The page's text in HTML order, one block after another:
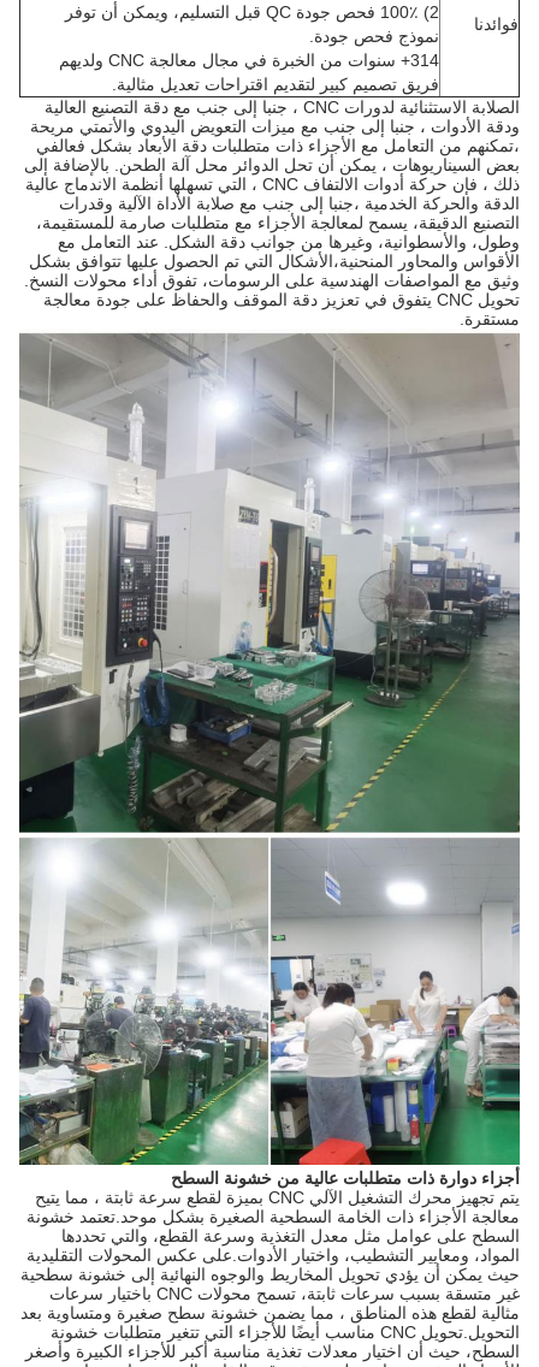
فوائدنا
2) 100٪ فحص جودة QC قبل التسليم، ويمكن أن توفر
نموذج فحص جودة.
314+ سنوات من الخبرة في مجال معالجة CNC ولديهم
فريق تصميم كبير لتقديم اقتراحات تعديل مثالية.
الصلابة الاستثنائية لدورات CNC ، جنبا إلى جنب مع دقة التصنيع العالية
ودقة الأدوات ، جنبا إلى جنب مع ميزات التعويض اليدوي والأتمتي مريحة
،تمكنهم من التعامل مع الأجزاء ذات متطلبات دقة الأبعاد بشكل فعالفي
بعض السيناريوهات ، يمكن أن تحل الدوائر محل آلة الطحن. بالإضافة إلى
ذلك ، فإن حركة أدوات الالتفاف CNC ، التي تسهلها أنظمة الاندماج عالية
الدقة والحركة الخدمية ،جنبا إلى جنب مع صلابة الأداة الآلية وقدرات
التصنيع الدقيقة، يسمح لمعالجة الأجزاء مع متطلبات صارمة للمستقيمة،
وطول، والأسطوانية، وغيرها من جوانب دقة الشكل. عند التعامل مع
الأقواس والمحاور المنحنية،الأشكال التي تم الحصول عليها تتوافق بشكل
وثيق مع المواصفات الهندسية على الرسومات، تفوق أداء محولات النسخ.
تحويل CNC يتفوق في تعزيز دقة الموقف والحفاظ على جودة معالجة
مستقرة.
أجزاء دوارة ذات متطلبات عالية من خشونة السطح
يتم تجهيز محرك التشغيل الآلي CNC بميزة لقطع سرعة ثابتة ، مما يتيح
معالجة الأجزاء ذات الخامة السطحية الصغيرة بشكل موحد.تعتمد خشونة
السطح على عوامل مثل معدل التغذية وسرعة القطع، والتي تحددها
المواد، ومعايير التشطيب، واختيار الأدوات.على عكس المحولات التقليدية
حيث يمكن أن يؤدي تحويل المخاريط والوجوه النهائية إلى خشونة سطحية
غير متسقة بسبب سرعات ثابتة، تسمح محولات CNC باختيار سرعات
مثالية لقطع هذه المناطق ، مما يضمن خشونة سطح صغيرة ومتساوية بعد
التحويل.تحويل CNC مناسب أيضًا للأجزاء التي تتغير متطلبات خشونة
السطح، حيث أن اختيار معدلات تغذية مناسبة أكبر للأجزاء الكبيرة وأصغر